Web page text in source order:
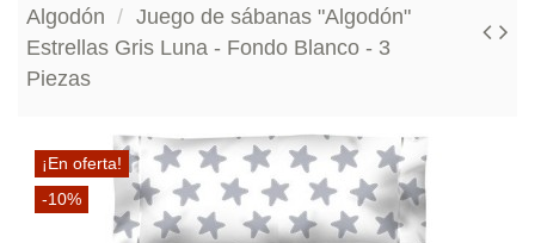
Algodón
Juego de sábanas "Algodón"
Estrellas Gris Luna - Fondo Blanco - 3
Piezas
¡En oferta!
-10%